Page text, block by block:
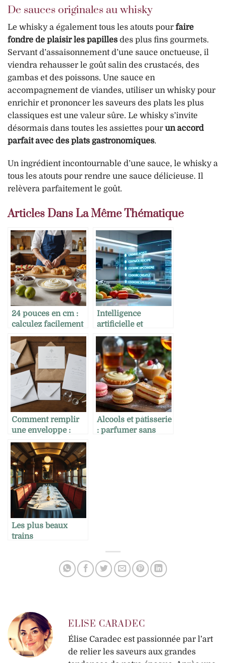
De sauces originales au whisky
Le whisky a également tous les atouts pour faire
fondre de plaisir les papilles des plus fins gourmets.
Servant d’assaisonnement d’une sauce onctueuse, il
viendra rehausser le goût salin des crustacés, des
gambas et des poissons. Une sauce en
accompagnement de viandes, utiliser un whisky pour
enrichir et prononcer les saveurs des plats les plus
classiques est une valeur sûre. Le whisky s’invite
désormais dans toutes les assiettes pour un accord
parfait avec des plats gastronomiques.
Un ingrédient incontournable d’une sauce, le whisky a
tous les atouts pour rendre une sauce délicieuse. Il
relèvera parfaitement le goût.
Articles Dans La Même Thématique
24 pouces en cm :
calculez facilement
vos mesures pour
des recettes
gourmandes
Intelligence
artificielle et
création de recettes
: où en est-on ?
Comment remplir
une enveloppe :
astuces pratiques
pour soigner l’envoi
de vos recettes ou
invitations
gourmandes
Alcools et pâtisserie
: parfumer sans
Les plus beaux
trains
ELISE CARADEC
Élise Caradec est passionnée par l’art
de relier les saveurs aux grandes